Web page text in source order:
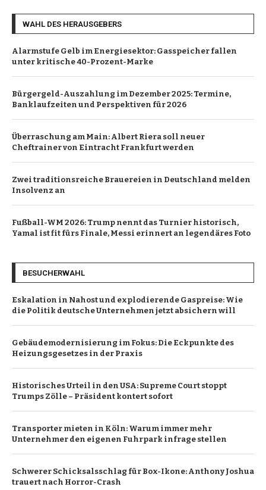
WAHL DES HERAUSGEBERS
Alarmstufe Gelb im Energiesektor: Gasspeicher fallen
unter kritische 40-Prozent-Marke
Bürgergeld-Auszahlung im Dezember 2025: Termine,
Banklaufzeiten und Perspektiven für 2026
Überraschung am Main: Albert Riera soll neuer
Cheftrainer von Eintracht Frankfurt werden
Zwei traditionsreiche Brauereien in Deutschland melden
Insolvenz an
Fußball-WM 2026: Trump nennt das Turnier historisch,
Yamal ist fit fürs Finale, Messi erinnert an legendäres Foto
BESUCHERWAHL
Eskalation in Nahost und explodierende Gaspreise: Wie
die Politik deutsche Unternehmen jetzt absichern will
Gebäudemodernisierung im Fokus: Die Eckpunkte des
Heizungsgesetzes in der Praxis
Historisches Urteil in den USA: Supreme Court stoppt
Trumps Zölle – Präsident kontert sofort
Transporter mieten in Köln: Warum immer mehr
Unternehmer den eigenen Fuhrpark infrage stellen
Schwerer Schicksalsschlag für Box-Ikone: Anthony Joshua
trauert nach Horror-Crash